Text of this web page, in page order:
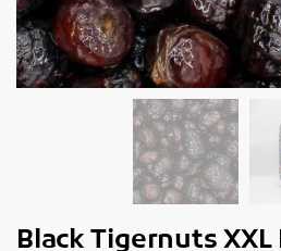
Black Tigernuts